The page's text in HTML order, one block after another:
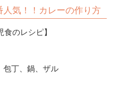
気！！カレーの作り方
食のレシピ】
包丁、鍋、ザル